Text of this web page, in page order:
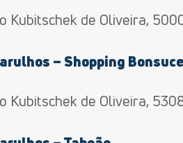
Kubitschek de Oliveira,
– Shopping
Kubitschek de Oliveira,